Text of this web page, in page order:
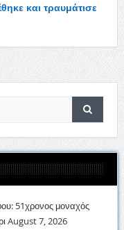
και τραυμάτισε
51χρονος μοναχός
August 7, 2026